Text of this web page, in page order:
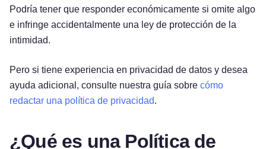
Podría tener que responder económicamente si omite algo
e infringe accidentalmente una ley de protección de la
intimidad.
Pero si tiene experiencia en privacidad de datos y desea
ayuda adicional, consulte nuestra guía sobre cómo
redactar una política de privacidad.
¿Qué es una Política de